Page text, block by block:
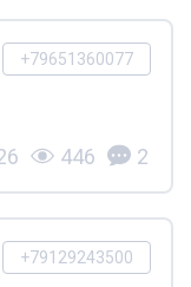
+79651360077
446 2
+79129243500